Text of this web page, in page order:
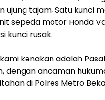
ujung tajam, Satu kunci
sepeda motor Honda
kunci rusak.
kenakan adalah
dengan ancaman
di Polres Metro